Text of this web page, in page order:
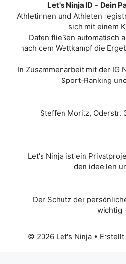
Let's Ninja ID - Dein
Athletinnen und Athleten
sich mit einem
Daten fließen automatisch
nach dem Wettkampf die
In Zusammenarbeit mit der IG
Sport-Ranking
Steffen Moritz, Oderstr.
Let's Ninja ist ein
den ideellen
Der Schutz der
wichtig
© 2026 Let's Ninja •